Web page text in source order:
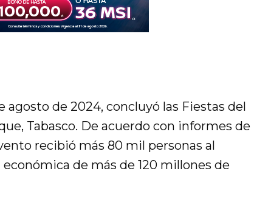
agosto de 2024, concluyó las Fiestas del
Tabasco. De acuerdo con informes de
recibió más 80 mil personas al
de más de 120 millones de